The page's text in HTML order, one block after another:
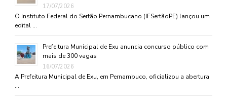
17/07/2026
O Instituto Federal do Sertão Pernambucano (IFSertãoPE) lançou um
edital …
Prefeitura Municipal de Exu anuncia concurso público com
mais de 300 vagas
16/07/2026
A Prefeitura Municipal de Exu, em Pernambuco, oficializou a abertura
…